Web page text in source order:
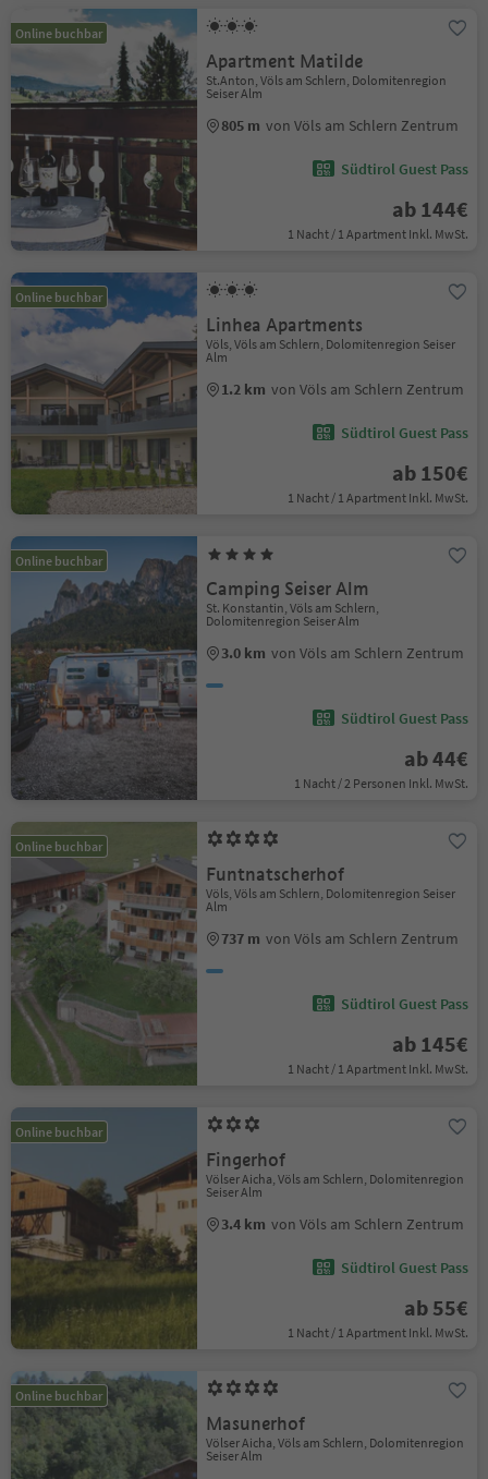
Online buchbar
Apartment Matilde
St.Anton, Völs am Schlern, Dolomitenregion
Seiser Alm
805 m von Völs am Schlern Zentrum
Südtirol Guest Pass
ab 144€
1 Nacht / 1 Apartment Inkl. MwSt.
Online buchbar
Linhea Apartments
Völs, Völs am Schlern, Dolomitenregion Seiser
Alm
1.2 km von Völs am Schlern Zentrum
Südtirol Guest Pass
ab 150€
1 Nacht / 1 Apartment Inkl. MwSt.
Online buchbar
Camping Seiser Alm
St. Konstantin, Völs am Schlern,
Dolomitenregion Seiser Alm
3.0 km von Völs am Schlern Zentrum
Südtirol Guest Pass
ab 44€
1 Nacht / 2 Personen Inkl. MwSt.
Online buchbar
Funtnatscherhof
Völs, Völs am Schlern, Dolomitenregion Seiser
Alm
737 m von Völs am Schlern Zentrum
Südtirol Guest Pass
ab 145€
1 Nacht / 1 Apartment Inkl. MwSt.
Online buchbar
Fingerhof
Völser Aicha, Völs am Schlern, Dolomitenregion
Seiser Alm
3.4 km von Völs am Schlern Zentrum
Südtirol Guest Pass
ab 55€
1 Nacht / 1 Apartment Inkl. MwSt.
Online buchbar
Masunerhof
Völser Aicha, Völs am Schlern, Dolomitenregion
Seiser Alm